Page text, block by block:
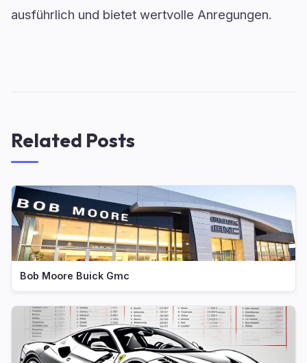
ausführlich und bietet wertvolle Anregungen.
Related Posts
Bob Moore Buick Gmc